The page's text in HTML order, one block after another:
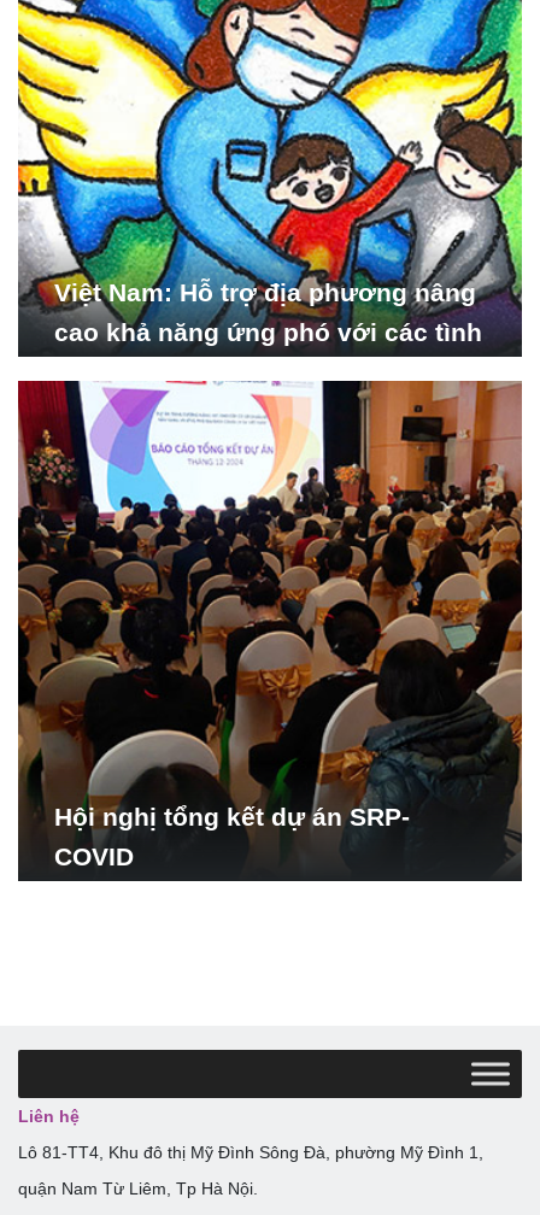
Việt Nam: Hỗ trợ địa phương nâng
cao khả năng ứng phó với các tình
Hội nghị tổng kết dự án SRP-
COVID
Liên hệ
Lô 81-TT4, Khu đô thị Mỹ Đình Sông Đà, phường Mỹ Đình 1,
quận Nam Từ Liêm, Tp Hà Nội.